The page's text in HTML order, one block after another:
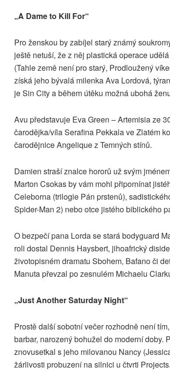
„A Dame to Kill For“
Pro ženskou by zabíjel starý známý
ještě netuší, že z něj plastická operace
(Tahle země není pro starý, Prodloužený
získá jeho bývalá milenka Ava Lordová,
je Sin City a během útěku možná ubohá
Avu představuje Eva Green – Artemisia ze
čarodějka/víla Serafina Pekkala ve Zlatém
čarodějnice Angelique z Temných stínů.
Damien straší znalce hororů už svým
Marton Csokas by vám mohl připomínat
Celeborna (trilogie Pán prstenů),
Spider-Man 2) nebo otce jistého biblického
O bezpečí pana Lorda se stará bodyguard
roli dostal Dennis Haysbert, jihoafrický
životopisném dramatu Sbohem, Bafano či
Manuta převzal po zesnulém Michaelu
„Just Another Saturday Night“
Prostě další sobotní večer rozhodně není
barbar, narozený bohužel do moderní doby.
znovusetkal s jeho milovanou Nancy
žárlivosti probuzení na silnici u čtvrti